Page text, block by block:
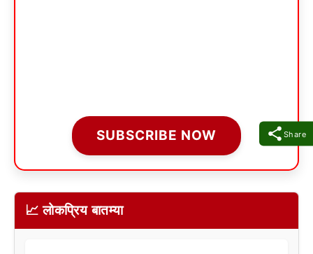
Share
SUBSCRIBE NOW
📈 लोकप्रिय बातम्या